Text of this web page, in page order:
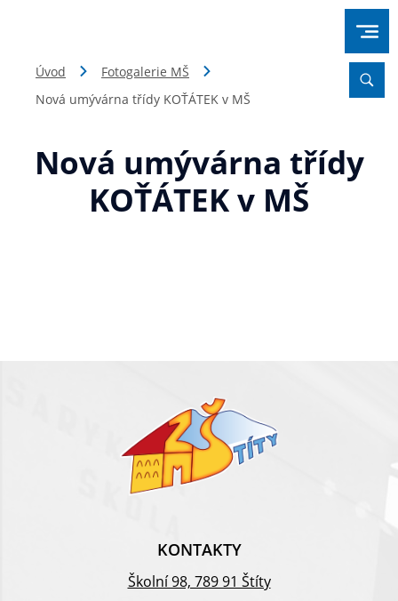
Úvod
Fotogalerie MŠ
Nová umývárna třídy KOŤÁTEK v MŠ
Nová umývárna třídy
KOŤÁTEK v MŠ
KONTAKTY
Školní 98, 789 91 Štíty